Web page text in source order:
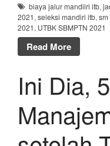
biaya jalur mandiiri itb,
2021, seleksi mandiri itb, sm
2021, UTBK SBMPTN 2021
Read More
Ini Dia,